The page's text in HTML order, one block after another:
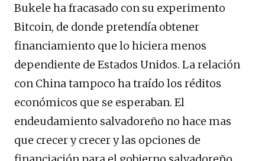
Bukele ha fracasado con su experimento
Bitcoin, de donde pretendía obtener
financiamiento que lo hiciera menos
dependiente de Estados Unidos. La relación
con China tampoco ha traído los réditos
económicos que se esperaban. El
endeudamiento salvadoreño no hace mas
que crecer y crecer y las opciones de